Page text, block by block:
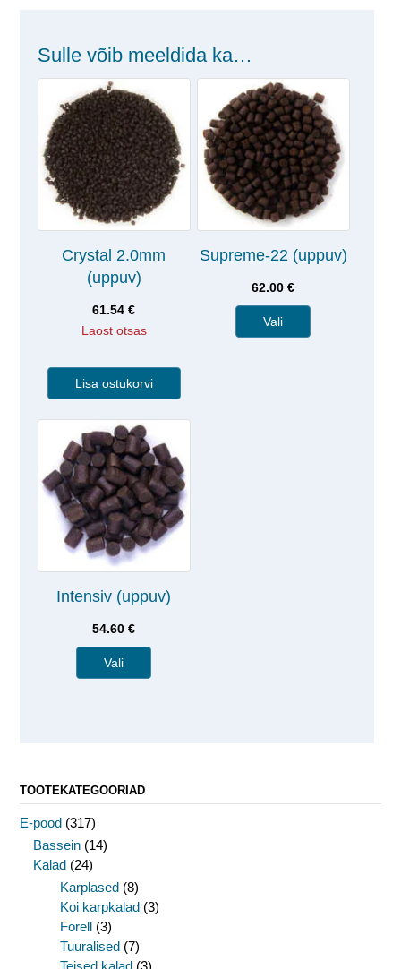
Sulle võib meeldida ka…
Crystal 2.0mm
(uppuv)
61.54€
Laost otsas
Lisa ostukorvi
Supreme-22 (uppuv)
62.00€
Vali
Intensiv (uppuv)
54.60€
Vali
TOOTEKATEGOORIAD
E-pood (317)
Bassein (14)
Kalad (24)
Karplased (8)
Koi karpkalad (3)
Forell (3)
Tuuralised (7)
Teised kalad (3)